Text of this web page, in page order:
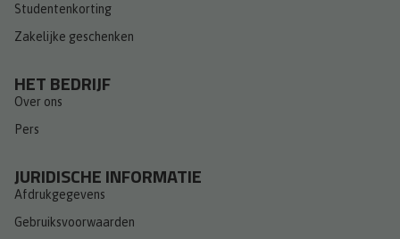
Studentenkorting
Zakelijke geschenken
HET BEDRIJF
Over ons
Pers
JURIDISCHE INFORMATIE
Afdrukgegevens
Gebruiksvoorwaarden